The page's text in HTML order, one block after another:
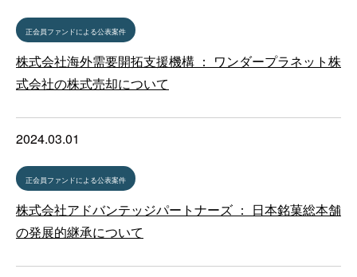
正会員ファンドによる公表案件
株式会社海外需要開拓支援機構 ： ワンダープラネット株
式会社の株式売却について
2024.03.01
正会員ファンドによる公表案件
株式会社アドバンテッジパートナーズ ： 日本銘菓総本舗
の発展的継承について